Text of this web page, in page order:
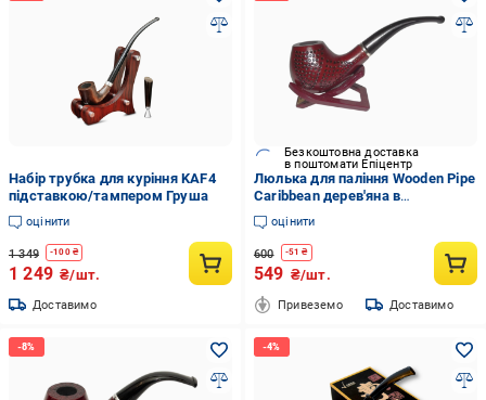
Набір трубка для куріння KAF4
підставкою/тампером Груша
оцінити
1 349 -100₴
1 249 ₴/шт.
Доставимо
Безкоштовна доставка
в поштомати Епіцентр
Люлька для паління Wooden Pipe
Caribbean дерев'яна в
подарунковій упаковці (KT71)
оцінити
600 -51 ₴
549 ₴/шт.
Привеземо Доставимо